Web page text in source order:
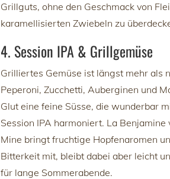
Grillguts, ohne den Geschmack von
karamellisierten Zwiebeln zu
4. Session IPA & Grillgemüse
Grilliertes Gemüse ist längst mehr als
Peperoni, Zucchetti, Auberginen und
Glut eine feine Süsse, die wunderbar
Session IPA harmoniert. La Benjamine
Mine bringt fruchtige Hopfenaromen
Bitterkeit mit, bleibt dabei aber leicht
für lange Sommerabende.